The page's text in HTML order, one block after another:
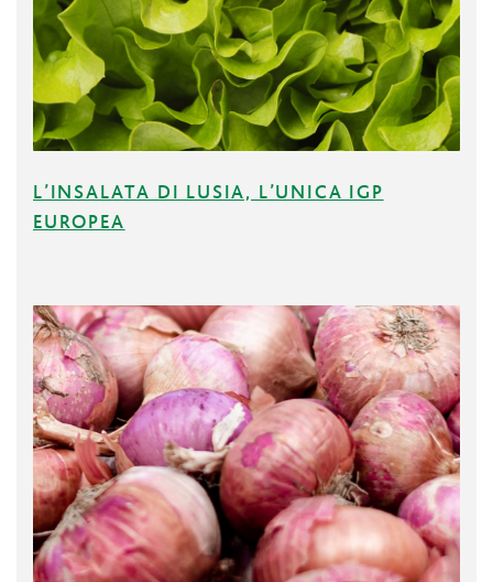
L’INSALATA DI LUSIA, L’UNICA IGP
EUROPEA